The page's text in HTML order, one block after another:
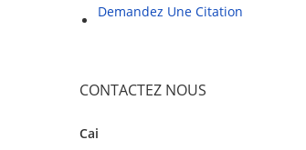
Demandez Une Citation
CONTACTEZ NOUS
Cai